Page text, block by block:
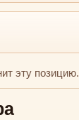
эту позицию.